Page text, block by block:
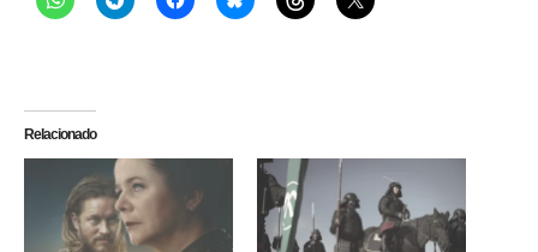
Relacionado